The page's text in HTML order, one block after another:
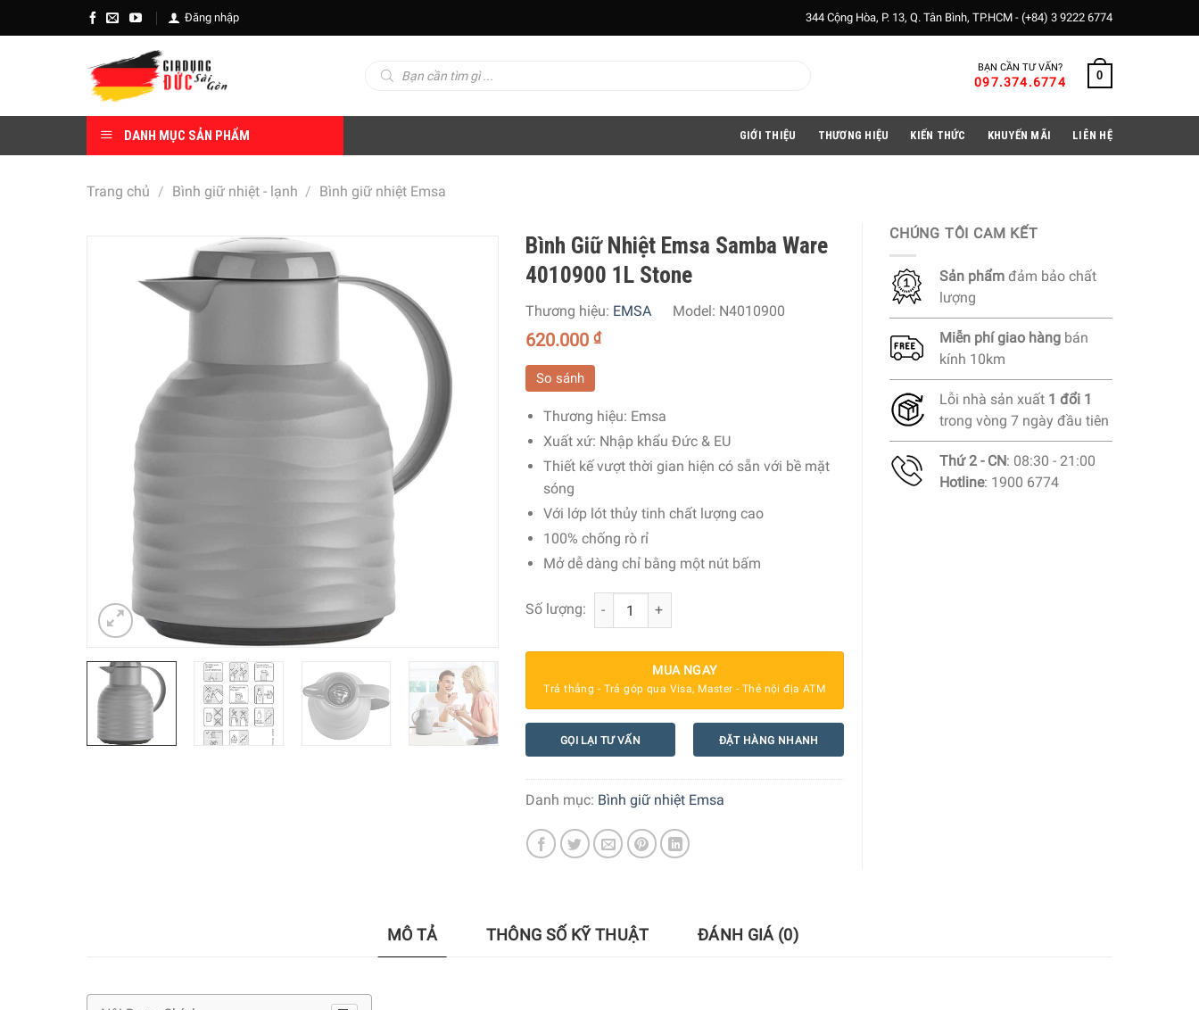
to
Đăng nhập 344 Cộng Hòa, P. 13, Q. Tân Bình, TP.HCM - (+84) 3 9222 6774
kiếm
BẠN CẦN TƯ VẤN?
097.374.6774 0
DANH MỤC SẢN PHẨM GIỚI THIỆU THƯƠNG HIỆU KIẾN THỨC KHUYẾN MÃI LIÊN HỆ
Trang chủ / Bình giữ nhiệt - lạnh / Bình giữ nhiệt Emsa
Bình Giữ Nhiệt Emsa Samba Ware
4010900 1L Stone
Thương hiệu: EMSA Model: N4010900
620.000 ₫
So sánh
Thương hiệu: Emsa
Xuất xứ: Nhập khẩu Đức & EU
Thiết kế vượt thời gian hiện có sẵn với bề mặt
sóng
Với lớp lót thủy tinh chất lượng cao
100% chống rò rỉ
Mở dễ dàng chỉ bằng một nút bấm
Số lượng: Bình Giữ Nhiệt Emsa Samba Ware 4010900 1L Stone số lượng
MUA NGAY
Trả thẳng - Trả góp qua Visa, Master - Thẻ nội địa ATM
GỌI LẠI TƯ VẤN ĐẶT HÀNG NHANH
Danh mục: Bình giữ nhiệt Emsa
CHÚNG TÔI CAM KẾT
Sản phẩm đảm bảo chất
lượng
Miễn phígiao hàng bán
kính 10km
Lỗi nhà sản xuất 1 đổi 1
trong vòng 7 ngày đầu tiên
Thứ 2 - CN: 08:30 - 21:00
Hotline: 1900 6774
MÔ TẢ THÔNG SỐ KỸ THUẬT ĐÁNH GIÁ (0)